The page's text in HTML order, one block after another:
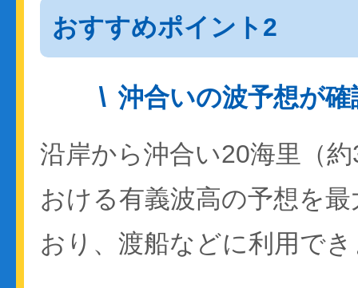
おすすめポイント2
沖合いの波予想が
沿岸から沖合い20海里（
おける有義波高の予想を
おり、渡船などに利用で